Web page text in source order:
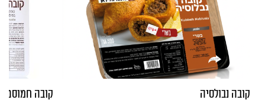
קובה נבולסיה
קובה חמוסטה